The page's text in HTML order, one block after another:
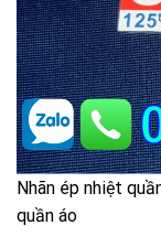
Nhãn ép nhiệt
quần áo